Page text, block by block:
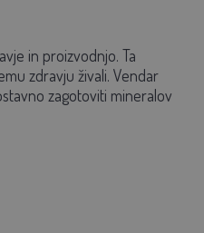
in proizvodnjo. Ta
zdravju živali. Vendar
zagotoviti mineralov